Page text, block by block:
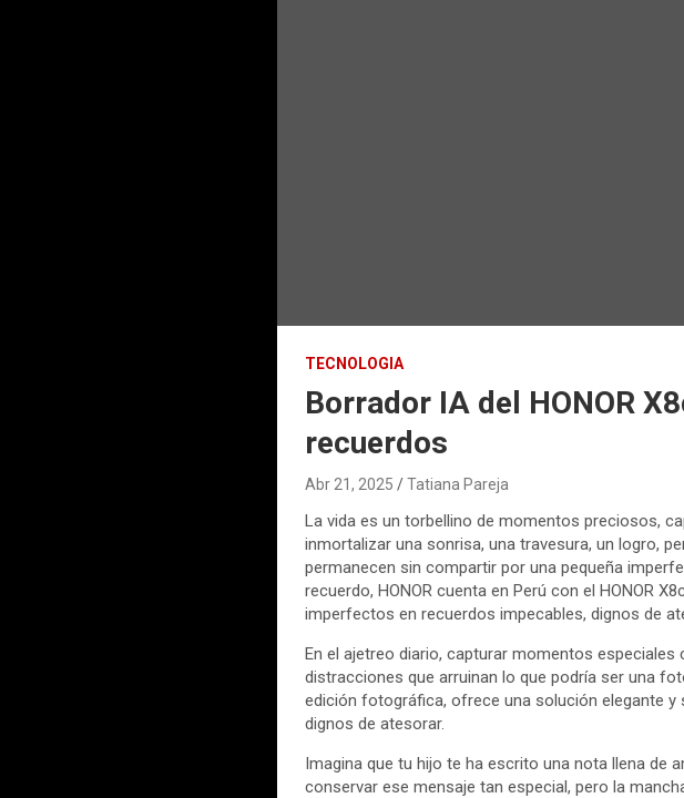
TECNOLOGIA
Borrador IA del HONOR
recuerdos
Abr 21, 2025 Tatiana Pareja
La vida es un torbellino de momentos preciosos,
inmortalizar una sonrisa, una travesura, un logro,
permanecen sin compartir por una pequeña
recuerdo, HONOR cuenta en Perú con el HONOR
imperfectos en recuerdos impecables, dignos de
En el ajetreo diario, capturar momentos
distracciones que arruinan lo que podría ser una
edición fotográfica, ofrece una solución elegante
dignos de atesorar.
Imagina que tu hijo te ha escrito una nota llena de
conservar ese mensaje tan especial, pero la